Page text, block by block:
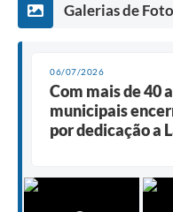
Galerias de
06/07/2026
Com mais de 40
municipais
por dedicação a